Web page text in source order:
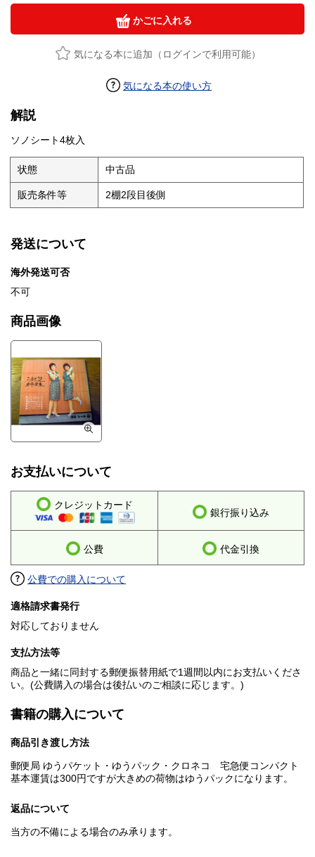
かごに入れる
気になる本に追加（ログインで利用可能）
気になる本の使い方
解説
ソノシート4枚入
状態 中古品
販売条件等 2棚2段目後側
発送について
海外発送可否
不可
商品画像
お支払いについて
クレジットカード
銀行振り込み
公費 代金引換
公費での購入について
適格請求書発行
対応しておりません
支払方法等
商品と一緒に同封する郵便振替用紙で1週間以内にお支払いくださ
い。(公費購入の場合は後払いのご相談に応じます。)
書籍の購入について
商品引き渡し方法
郵便局 ゆうパケット・ゆうパック・クロネコ 宅急便コンパクト
基本運賃は300円ですが大きめの荷物はゆうパックになります。
返品について
当方の不備による場合のみ承ります。